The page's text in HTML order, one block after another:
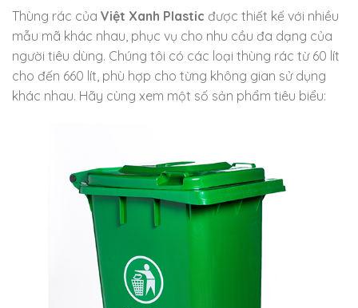
Thùng rác của Việt Xanh Plastic được thiết kế với nhiều
mẫu mã khác nhau, phục vụ cho nhu cầu đa dạng của
người tiêu dùng. Chúng tôi có các loại thùng rác từ 60 lít
cho đến 660 lít, phù hợp cho từng không gian sử dụng
khác nhau. Hãy cùng xem một số sản phẩm tiêu biểu: